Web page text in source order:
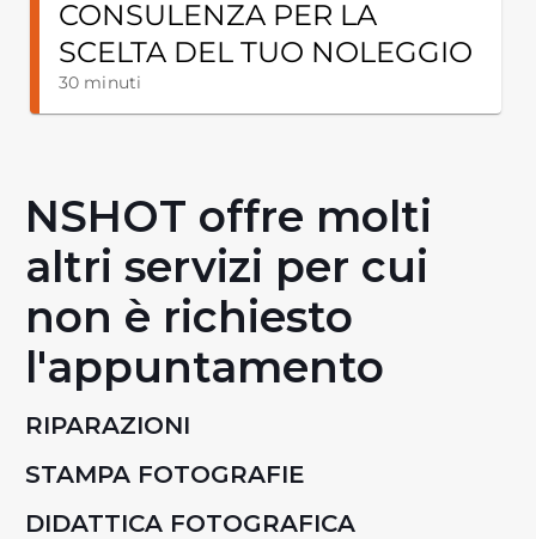
NSHOT offre molti
altri servizi per cui
non è richiesto
l'appuntamento
RIPARAZIONI
STAMPA FOTOGRAFIE
DIDATTICA FOTOGRAFICA